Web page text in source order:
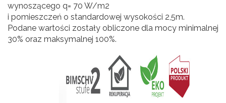
wynoszącego q= 70 W/m2
i pomieszczeń o standardowej wysokości 2,5m.
Podane wartości zostały obliczone dla mocy minimalnej
30% oraz maksymalnej 100%.